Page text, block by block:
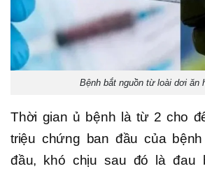
Bệnh bắt nguồn từ loài dơi ăn
Thời gian ủ bệnh là từ 2 cho
triệu chứng ban đầu của
đầu, khó chịu sau đó là đau